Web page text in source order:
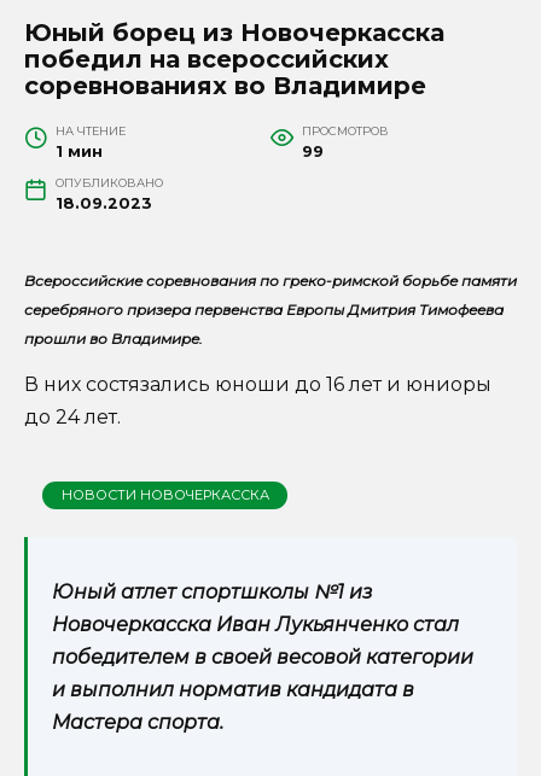
Юный борец из Новочеркасска
победил на всероссийских
соревнованиях во Владимире
НА ЧТЕНИЕ
1 мин
ПРОСМОТРОВ
99
ОПУБЛИКОВАНО
18.09.2023
Всероссийские соревнования по греко-римской борьбе памяти
серебряного призера первенства Европы Дмитрия Тимофеева
прошли во Владимире.
В них состязались юноши до 16 лет и юниоры
до 24 лет.
НОВОСТИ НОВОЧЕРКАССКА
Юный атлет спортшколы №1 из
Новочеркасска Иван Лукьянченко стал
победителем в своей весовой категории
и выполнил норматив кандидата в
Мастера спорта.